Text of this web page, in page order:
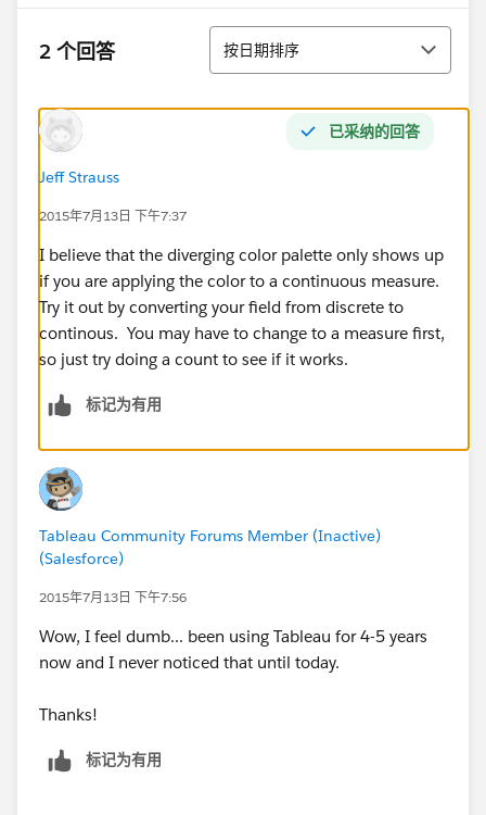
<color>⌗F99E02</color>
<color>⌗104CA4</color>
<color>⌗FF8739</color>
<color>⌗FFB639</color>
<color>⌗3263AB</color>
</color-palette>
<color-palette name="HDDS Sequential"
<color>⌗993C00</color>
<color>⌗c24d00</color>
<color>⌗F96302</color>
<color>⌗FF8739</color>
<color>⌗FFD2B4</color>
<color>⌗F96302</color>
<color>⌗EAAF0F</color>
</color-palette>
</preferences>
</workbook>
2 个回答 排序
按日期排序
已采纳的回答
Jeff Strauss
2015年7月13日 下午7:37
I believe that the diverging color palette only shows up
if you are applying the color to a continuous measure.
Try it out by converting your field from discrete to
continous. You may have to change to a measure first,
so just try doing a count to see if it works.
标记为有用
Tableau Community Forums Member (Inactive)
(Salesforce)
2015年7月13日 下午7:56
Wow, I feel dumb... been using Tableau for 4-5 years
now and I never noticed that until today.
Thanks!
标记为有用